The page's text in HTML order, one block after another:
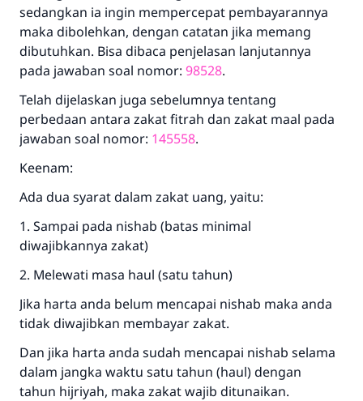
sedangkan ia ingin mempercepat pembayarannya
maka dibolehkan, dengan catatan jika memang
dibutuhkan. Bisa dibaca penjelasan lanjutannya
pada jawaban soal nomor: 98528.
Telah dijelaskan juga sebelumnya tentang
perbedaan antara zakat fitrah dan zakat maal pada
jawaban soal nomor: 145558.
Keenam:
Ada dua syarat dalam zakat uang, yaitu:
1. Sampai pada nishab (batas minimal
diwajibkannya zakat)
2. Melewati masa haul (satu tahun)
Jika harta anda belum mencapai nishab maka anda
tidak diwajibkan membayar zakat.
Dan jika harta anda sudah mencapai nishab selama
dalam jangka waktu satu tahun (haul) dengan
tahun hijriyah, maka zakat wajib ditunaikan.